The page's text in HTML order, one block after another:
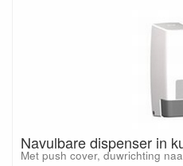
Navulbare dispenser in
Met push cover, duwrichting